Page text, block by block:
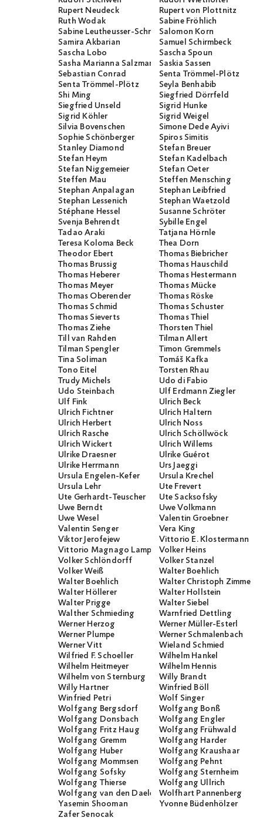
Rupert Neudeck
Rupert von Plottnitz
Ruth Wodak
Sabine Fröhlich
Sabine Leutheusser-Schnarrenberger
Salomon Korn
Samira Akbarian
Samuel Schirmbeck
Sascha Lobo
Sascha Spoun
Sasha Marianna Salzmann Saskia Sassen
Sebastian Conrad
Senta Trömmel-Plötz
Senta Trömmel-Plötz
Seyla Benhabib
Shi Ming
Siegfried Dörrfeld
Siegfried Unseld
Sigrid Hunke
Sigrid Köhler
Sigrid Weigel
Silvia Bovenschen
Simone Dede Ayivi
Sophie Schönberger
Spiros Simitis
Stanley Diamond
Stefan Breuer
Stefan Heym
Stefan Kadelbach
Stefan Niggemeier
Stefan Oeter
Steffen Mau
Steffen Mensching
Stephan Anpalagan
Stephan Leibfried
Stephan Lessenich
Stephan Waetzold
Stéphane Hessel
Susanne Schröter
Svenja Behrendt
Sybille Engel
Tadao Araki
Tatjana Hörnle
Teresa Koloma Beck
Thea Dorn
Theodor Ebert
Thomas Biebricher
Thomas Brussig
Thomas Hauschild
Thomas Heberer
Thomas Hestermann
Thomas Meyer
Thomas Mücke
Thomas Oberender
Thomas Röske
Thomas Schmid
Thomas Schuster
Thomas Sieverts
Thomas Thiel
Thomas Ziehe
Thorsten Thiel
Till van Rahden
Tilman Allert
Tilman Spengler
Timon Gremmels
Tina Soliman
Tomáš Kafka
Tono Eitel
Torsten Rhau
Trudy Michels
Udo di Fabio
Udo Steinbach
Ulf Erdmann Ziegler
Ulf Fink
Ulrich Beck
Ulrich Fichtner
Ulrich Haltern
Ulrich Herbert
Ulrich Noss
Ulrich Rasche
Ulrich Schöllwöck
Ulrich Wickert
Ulrich Willems
Ulrike Draesner
Ulrike Guérot
Ulrike Herrmann
Urs Jaeggi
Ursula Engelen-Kefer
Ursula Krechel
Ursula Lehr
Ute Frevert
Ute Gerhardt-Teuscher
Ute Sacksofsky
Uwe Berndt
Uwe Volkmann
Uwe Wesel
Valentin Groebner
Valentin Senger
Vera King
Viktor Jerofejew
Vittorio E. Klostermann
Vittorio Magnago LampugnaniVolker Heins
Volker Schlöndorff
Volker Stanzel
Volker Weiß
Walter Boehlich
Walter Boehlich
Walter Christoph Zimmerli
Walter Höllerer
Walter Hollstein
Walter Prigge
Walter Siebel
Walther Schmieding
Warnfried Dettling
Werner Herzog
Werner Müller-Esterl
Werner Plumpe
Werner Schmalenbach
Werner Vitt
Wieland Schmied
Wilfried F. Schoeller
Wilhelm Hankel
Wilhelm Heitmeyer
Wilhelm Hennis
Wilhelm von Sternburg
Willy Brandt
Willy Hartner
Winfried Böll
Winfried Petri
Wolf Singer
Wolfgang Bergsdorf
Wolfgang Bonß
Wolfgang Donsbach
Wolfgang Engler
Wolfgang Fritz Haug
Wolfgang Frühwald
Wolfgang Gremm
Wolfgang Harder
Wolfgang Huber
Wolfgang Kraushaar
Wolfgang Mommsen
Wolfgang Pehnt
Wolfgang Sofsky
Wolfgang Sternheim
Wolfgang Thierse
Wolfgang Ullrich
Wolfgang van den Daele
Wolfhart Pannenberg
Yasemin Shooman
Yvonne Büdenhölzer
Zafer Senocak